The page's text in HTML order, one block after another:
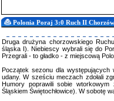
Polonia Poraj 3:0 Ruch II Chorzów
Druga drużyna chorzowskiego
śląska I). Niebiescy wybrali się do
Przegrali - to gładko - z miejscową
Początek sezonu dla występujących
udany. W sześciu meczach zdołali
Humory poprawili sobie
Śląskiem Świętochłowice). W sobotę